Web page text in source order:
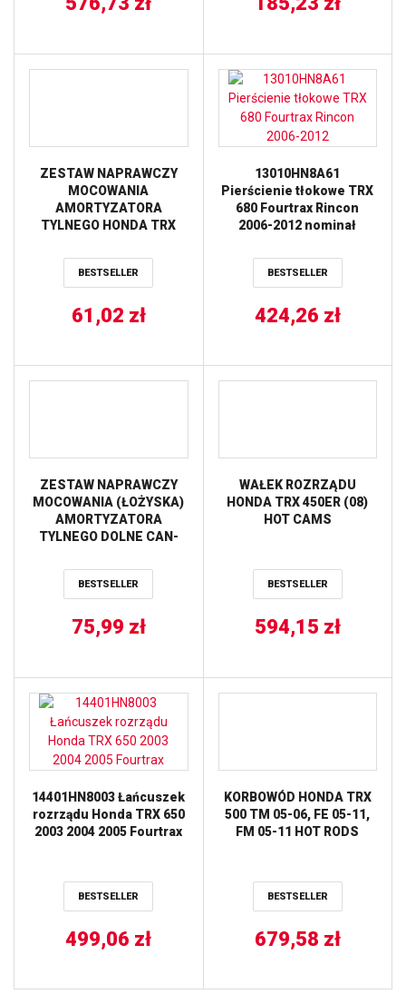
ZESTAW NAPRAWCZY
MOCOWANIA
AMORTYZATORA
TYLNEGO HONDA TRX
BESTSELLER
61,02 zł
13010HN8A61
Pierścienie tłokowe TRX
680 Fourtrax Rincon
2006-2012 nominał
BESTSELLER
424,26 zł
ZESTAW NAPRAWCZY
MOCOWANIA (ŁOŻYSKA)
AMORTYZATORA
TYLNEGO DOLNE CAN-
HONDA TRX
350FE/FM/TE/TM ’02-’05
BESTSELLER
75,99 zł
WAŁEK ROZRZĄDU
HONDA TRX 450ER (08)
HOT CAMS
BESTSELLER
594,15 zł
14401HN8003 Łańcuszek
rozrządu Honda TRX 650
2003 2004 2005 Fourtrax
BESTSELLER
499,06 zł
KORBOWÓD HONDA TRX
500 TM 05-06, FE 05-11,
FM 05-11 HOT RODS
BESTSELLER
679,58 zł